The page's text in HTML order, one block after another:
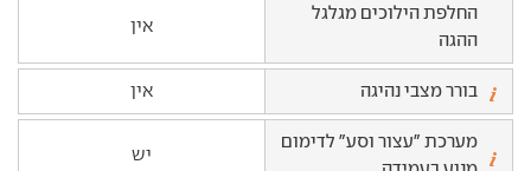
החלפת הילוכים מגלגל
ההגה
אין
בורר מצבי נהיגה אין
מערכת "עצור וסע" לדימום
יש